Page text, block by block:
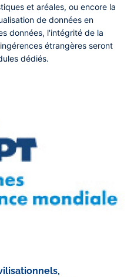
et aréales, ou encore la
de données en
données, l'intégrité de la
étrangères seront
dédiés.